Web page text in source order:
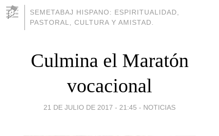
SEMETABAJ HISPANO: ESPIRITUALIDAD,
PASTORAL, CULTURA Y AMISTAD.
Culmina el Maratón
vocacional
21 DE JULIO DE 2017 - 21:45 - NOTICIAS